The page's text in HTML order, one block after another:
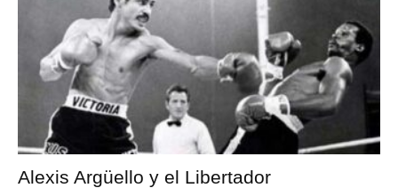
Alexis Argüello y el Libertador